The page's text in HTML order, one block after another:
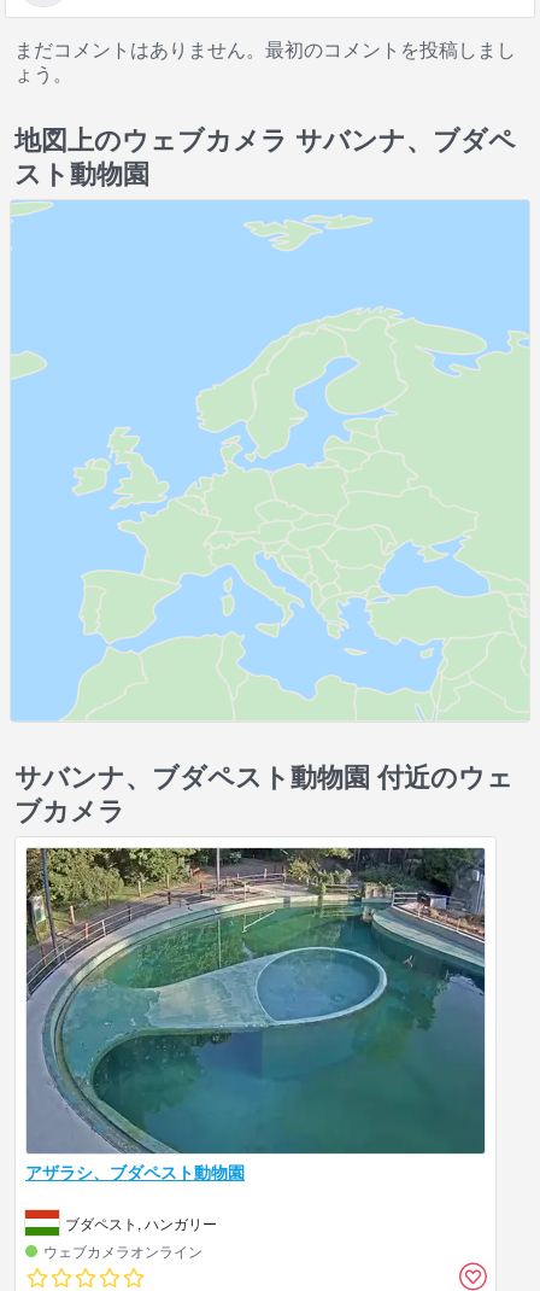
まだコメントはありません。最初のコメントを投稿しまし
ょう。
地図上のウェブカメラ サバンナ、ブダペ
スト動物園
サバンナ、ブダペスト動物園 付近のウェ
ブカメラ
アザラシ、ブダペスト動物園
ブダペスト, ハンガリー
ウェブカメラオンライン